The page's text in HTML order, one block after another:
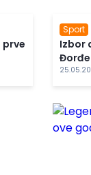
prve
Sport
Izbor
Đorđe